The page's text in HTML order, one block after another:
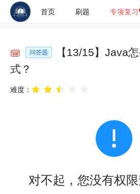
首页 刷题 专项复习
问答题 【13/15】 Java
式？
难度：
对不起，您没有权